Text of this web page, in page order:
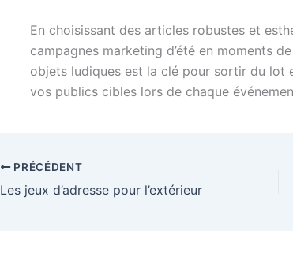
En choisissant des articles robustes et
campagnes marketing d’été en moments
objets ludiques est la clé pour sortir du lot
vos publics cibles lors de chaque
PRÉCÉDENT
Les jeux d’adresse pour l’extérieur